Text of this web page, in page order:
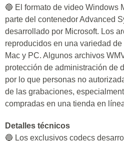
🔵 El formato de video Windows
parte del contenedor Advanced
desarrollado por Microsoft. Los
reproducidos en una variedad
Mac y PC. Algunos archivos
protección de administración de
por lo que personas no
de las grabaciones,
compradas en una tienda en
Detalles técnicos
🔵 Los exclusivos codecs